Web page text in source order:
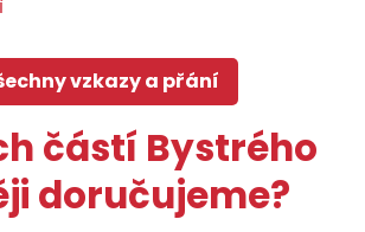
vzkazy a přání
částí Bystrého
doručujeme?